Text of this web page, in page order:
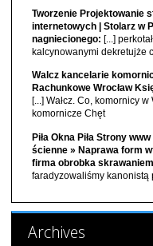
Tworzenie Projektowanie
internetowych | Stolarz w
nagniecionego: [...]
kalcynowanymi dekretujże
Walcz kancelarie
Rachunkowe Wrocław
[...] Wałcz. Co, komornicy
komornicze Chęt
Piła Okna Piła Strony
ścienne » Naprawa form
firma obrobka
faradyzowaliśmy kanonistą
Archives